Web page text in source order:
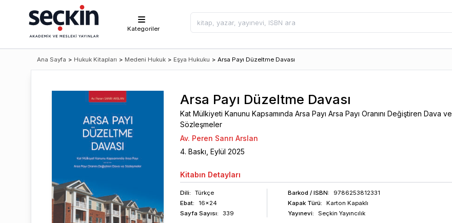
Kategoriler
Ana Sayfa > Hukuk Kitapları > Medeni Hukuk > Eşya Hukuku > Arsa Payı Düzeltme Davası
Arsa Payı Düzeltme Davası
Kat Mülkiyeti Kanunu Kapsamında Arsa Payı Arsa Payı Oranını Değiştiren Dava ve
Sözleşmeler
Av. Peren Sanrı Arslan
4. Baskı, Eylül 2025
Kitabın Detayları
Dili:
Türkçe
Ebat:
16x24
Sayfa Sayısı: 339
Barkod / ISBN:
9786253812331
Kapak Türü:
Karton Kapaklı
Yayınevi:
Seçkin Yayıncılık